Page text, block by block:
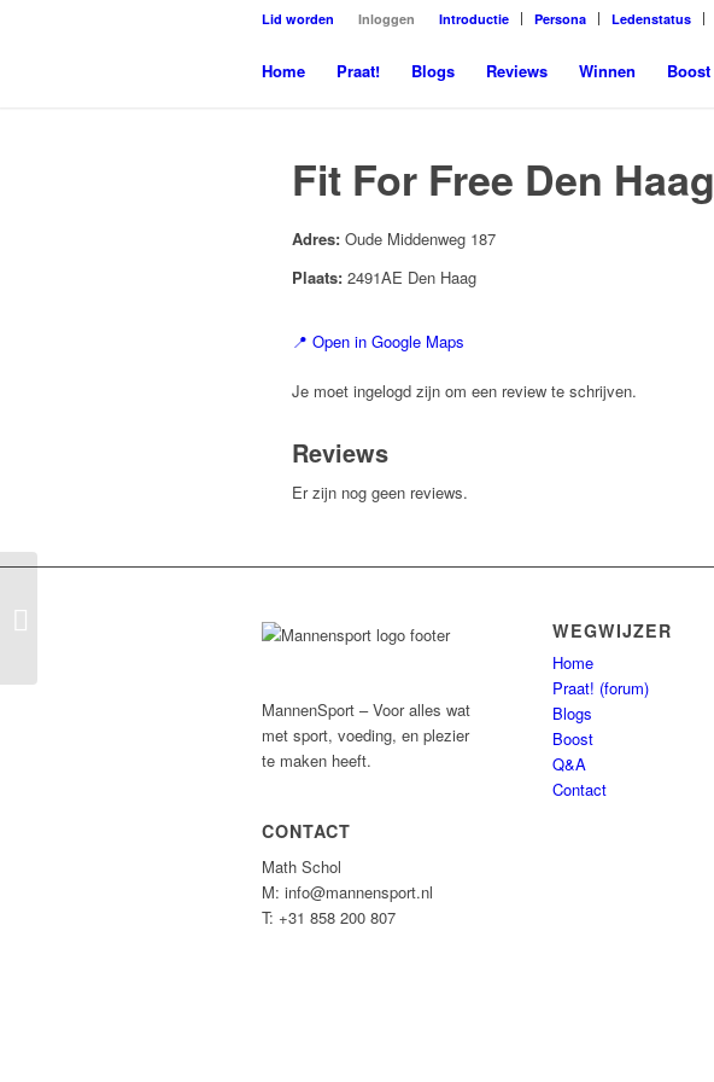
Lid worden Inloggen Introductie Persona Ledenstatus
Home Praat! Blogs Reviews Winnen Boost
Fit For Free Den Haag
Adres: Oude Middenweg 187
Plaats: 2491AE Den Haag
📍 Open in Google Maps
Je moet ingelogd zijn om een review te schrijven.
Reviews
Er zijn nog geen reviews.
MannenSport – Voor alles wat
met sport, voeding, en plezier
te maken heeft.
CONTACT
Math Schol
M: info@mannensport.nl
T: +31 858 200 807
WEGWIJZER
Home
Praat! (forum)
Blogs
Boost
Q&A
Contact